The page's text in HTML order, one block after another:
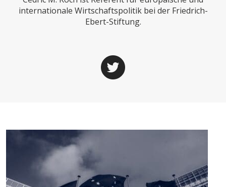
SUCHE
ECONOMISTS FOR FUTURE
DEUTSCHLAND
internationale Wirtschaftspolitik bei der Friedrich-
Ebert-Stiftung.